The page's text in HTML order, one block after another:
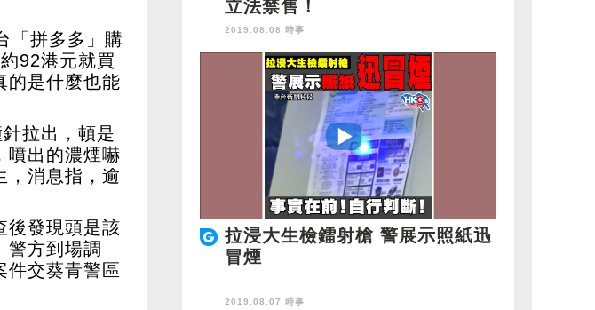
「拼多多」購
92港元就買
的是什麼也能
拉出，頓是
噴出的濃煙嚇
，消息指，逾
後發現頭是該
警方到場調
件交葵青警區
立法禁售！
2019.08.08 時事
拉浸大生檢鐳射槍 警展示照紙迅
冒煙
2019.08.07 時事